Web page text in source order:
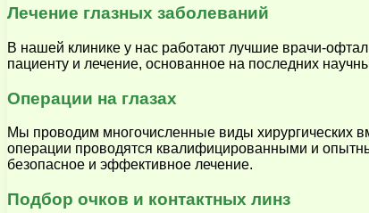
Лечение глазных заболеваний
В нашей клинике у нас работают лучшие врачи-
пациенту и лечение, основанное на последних
Операции на глазах
Мы проводим многочисленные виды хирургических
операции проводятся квалифицированными и
безопасное и эффективное лечение.
Подбор очков и контактных линз